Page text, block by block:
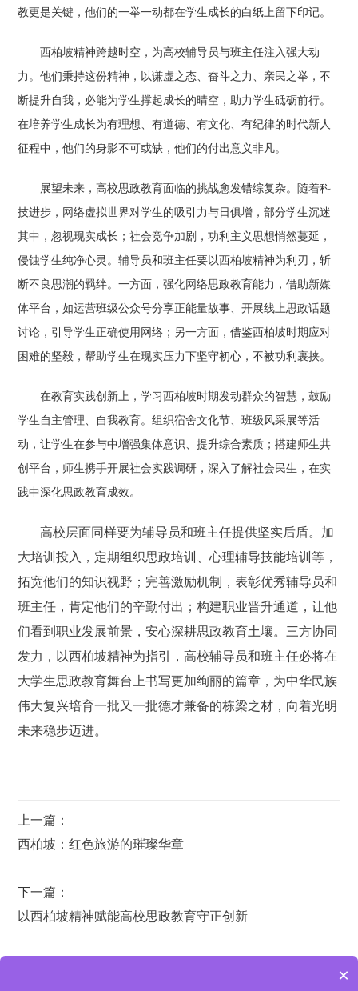
教更是关键，他们的一举一动都在学生成长的白纸上留下印记。
西柏坡精神跨越时空，为高校辅导员与班主任注入强大动
力。他们秉持这份精神，以谦虚之态、奋斗之力、亲民之举，不
断提升自我，必能为学生撑起成长的晴空，助力学生砥砺前行。
在培养学生成长为有理想、有道德、有文化、有纪律的时代新人
征程中，他们的身影不可或缺，他们的付出意义非凡。
展望未来，高校思政教育面临的挑战愈发错综复杂。随着科
技进步，网络虚拟世界对学生的吸引力与日俱增，部分学生沉迷
其中，忽视现实成长；社会竞争加剧，功利主义思想悄然蔓延，
侵蚀学生纯净心灵。辅导员和班主任要以西柏坡精神为利刃，斩
断不良思潮的羁绊。一方面，强化网络思政教育能力，借助新媒
体平台，如运营班级公众号分享正能量故事、开展线上思政话题
讨论，引导学生正确使用网络；另一方面，借鉴西柏坡时期应对
困难的坚毅，帮助学生在现实压力下坚守初心，不被功利裹挟。
在教育实践创新上，学习西柏坡时期发动群众的智慧，鼓励
学生自主管理、自我教育。组织宿舍文化节、班级风采展等活
动，让学生在参与中增强集体意识、提升综合素质；搭建师生共
创平台，师生携手开展社会实践调研，深入了解社会民生，在实
践中深化思政教育成效。
高校层面同样要为辅导员和班主任提供坚实后盾。加
大培训投入，定期组织思政培训、心理辅导技能培训等，
拓宽他们的知识视野；完善激励机制，表彰优秀辅导员和
班主任，肯定他们的辛勤付出；构建职业晋升通道，让他
们看到职业发展前景，安心深耕思政教育土壤。三方协同
发力，以西柏坡精神为指引，高校辅导员和班主任必将在
大学生思政教育舞台上书写更加绚丽的篇章，为中华民族
伟大复兴培育一批又一批德才兼备的栋梁之材，向着光明
未来稳步迈进。
上一篇：
西柏坡：红色旅游的璀璨华章
下一篇：
以西柏坡精神赋能高校思政教育守正创新
×